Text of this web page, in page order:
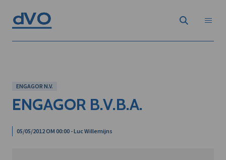
ENGAGOR N.V.
ENGAGOR B.V.B.A.
05/05/2012 OM 00:00 - Luc Willemijns